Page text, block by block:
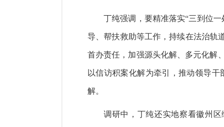
丁纯强调，要精准落实“三到位
导、帮扶救助等工作，持续在法治轨
首办责任，加强源头化解、多元化解
以信访积案化解为牵引，推动领导
解。
调研中，丁纯还实地察看徽州